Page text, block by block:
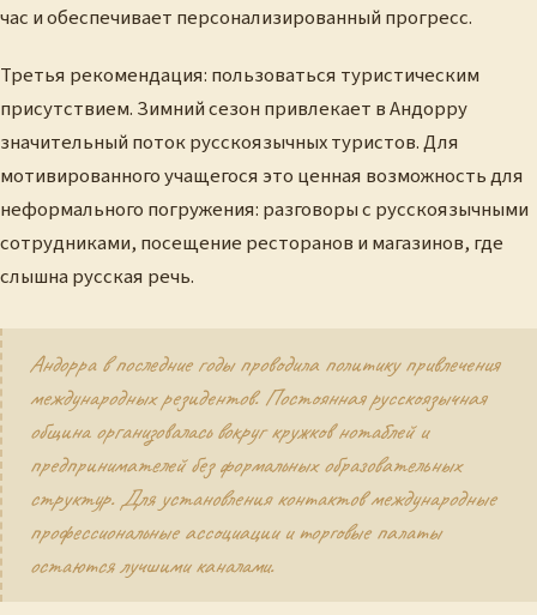
час и обеспечивает персонализированный прогресс.
Третья рекомендация: пользоваться туристическим
присутствием. Зимний сезон привлекает в Андорру
значительный поток русскоязычных туристов. Для
мотивированного учащегося это ценная возможность для
неформального погружения: разговоры с русскоязычными
сотрудниками, посещение ресторанов и магазинов, где
слышна русская речь.
Андорра в последние годы проводила политику привлечения
международных резидентов. Постоянная русскоязычная
община организовалась вокруг кружков нотаблей и
предпринимателей без формальных образовательных
структур. Для установления контактов международные
профессиональные ассоциации и торговые палаты
остаются лучшими каналами.